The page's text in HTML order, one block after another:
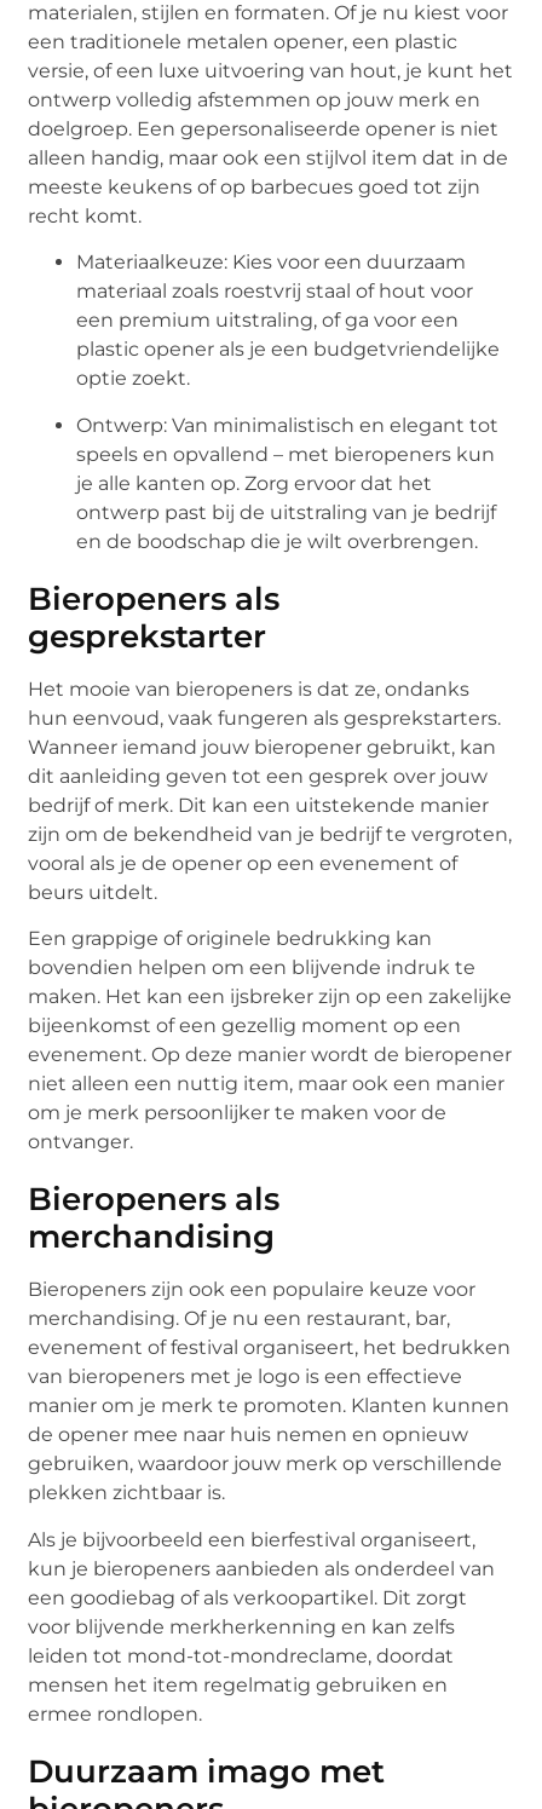
materialen, stijlen en formaten. Of je nu kiest voor
een traditionele metalen opener, een plastic
versie, of een luxe uitvoering van hout, je kunt het
ontwerp volledig afstemmen op jouw merk en
doelgroep. Een gepersonaliseerde opener is niet
alleen handig, maar ook een stijlvol item dat in de
meeste keukens of op barbecues goed tot zijn
recht komt.
Materiaalkeuze: Kies voor een duurzaam
materiaal zoals roestvrij staal of hout voor
een premium uitstraling, of ga voor een
plastic opener als je een budgetvriendelijke
optie zoekt.
Ontwerp: Van minimalistisch en elegant tot
speels en opvallend – met bieropeners kun
je alle kanten op. Zorg ervoor dat het
ontwerp past bij de uitstraling van je bedrijf
en de boodschap die je wilt overbrengen.
Bieropeners als
gesprekstarter
Het mooie van bieropeners is dat ze, ondanks
hun eenvoud, vaak fungeren als gesprekstarters.
Wanneer iemand jouw bieropener gebruikt, kan
dit aanleiding geven tot een gesprek over jouw
bedrijf of merk. Dit kan een uitstekende manier
zijn om de bekendheid van je bedrijf te vergroten,
vooral als je de opener op een evenement of
beurs uitdelt.
Een grappige of originele bedrukking kan
bovendien helpen om een blijvende indruk te
maken. Het kan een ijsbreker zijn op een zakelijke
bijeenkomst of een gezellig moment op een
evenement. Op deze manier wordt de bieropener
niet alleen een nuttig item, maar ook een manier
om je merk persoonlijker te maken voor de
ontvanger.
Bieropeners als
merchandising
Bieropeners zijn ook een populaire keuze voor
merchandising. Of je nu een restaurant, bar,
evenement of festival organiseert, het bedrukken
van bieropeners met je logo is een effectieve
manier om je merk te promoten. Klanten kunnen
de opener mee naar huis nemen en opnieuw
gebruiken, waardoor jouw merk op verschillende
plekken zichtbaar is.
Als je bijvoorbeeld een bierfestival organiseert,
kun je bieropeners aanbieden als onderdeel van
een goodiebag of als verkoopartikel. Dit zorgt
voor blijvende merkherkenning en kan zelfs
leiden tot mond-tot-mondreclame, doordat
mensen het item regelmatig gebruiken en
ermee rondlopen.
Duurzaam imago met